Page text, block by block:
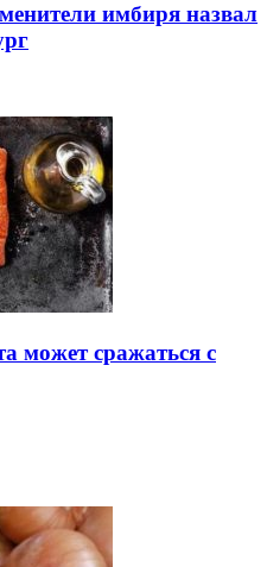
имбиря назвал
может сражаться с